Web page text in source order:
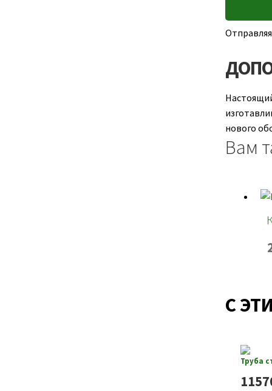
нового
Вам
С
Труба